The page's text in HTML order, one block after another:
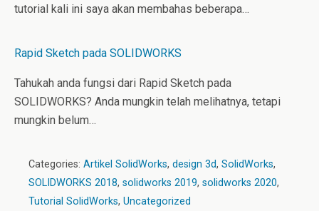
tutorial kali ini saya akan membahas beberapa…
Rapid Sketch pada SOLIDWORKS
Tahukah anda fungsi dari Rapid Sketch pada
SOLIDWORKS? Anda mungkin telah melihatnya, tetapi
mungkin belum…
Categories: Artikel SolidWorks, design 3d, SolidWorks,
SOLIDWORKS 2018, solidworks 2019, solidworks 2020,
Tutorial SolidWorks, Uncategorized